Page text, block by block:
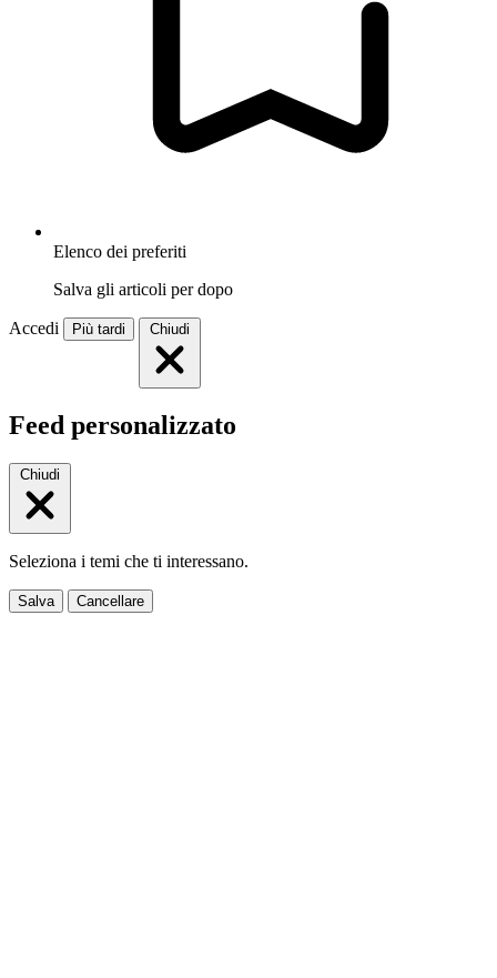
Elenco dei preferiti
Salva gli articoli per dopo
Accedi Più tardi Chiudi
Feed personalizzato
Chiudi
Seleziona i temi che ti interessano.
Salva Cancellare